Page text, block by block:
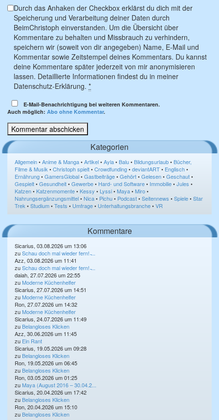
Durch das Anhaken der Checkbox erklärst du dich mit der
Speicherung und Verarbeitung deiner Daten durch
BeimChristoph einverstanden. Um die Übersicht über
Kommentare zu behalten und Missbrauch zu verhindern,
speichern wir (soweit von dir angegeben) Name, E-Mail und
Kommentar sowie Zeitstempel deines Kommentars. Du kannst
deine Kommentare später jederzeit von mir anonymisieren
lassen. Detaillierte Informationen findest du in meiner
Datenschutz-Erklärung. *
E-Mail-Benachrichtigung bei weiteren Kommentaren.
Auch möglich: Abo ohne Kommentar.
Kategorien
Allgemein•Anime & Manga•Artikel•Ayla•Balu•Bildungsurlaub•Bücher,
Filme & Musik •Christoph spielt•Crowdfunding•deviantART• Englisch•
Ernährung•GamersGlobal•Gastbeiträge•Gehört•Gelesen•Geschaut•
Gespielt•Gesundheit•Gewerbe• Hard- und Software• Immobilie•Jules •
Katzen•Katzenmomente•Kessy • Lyssi•Maya•Miro•
Nahrungsergänzungsmittel•Nica• Pichu• Podcast•Seitennews •Spiele•Star
Trek •Studium•Tests • Umfrage• Unterhaltungsbranche•VR
Kommentare
Sicarius, 03.08.2026 um 13:06
zuSchau doch mal wieder fern! ̵...
Azz, 03.08.2026 um 11:41
zuSchau doch mal wieder fern! ̵...
daiah, 27.07.2026 um 22:55
zuModerne Küchenhelfer
Sicarius, 27.07.2026 um 14:51
zuModerne Küchenhelfer
Ron, 27.07.2026 um 14:32
zuModerne Küchenhelfer
Sicarius, 24.07.2026 um 11:49
zu Belangloses Klicken
Azz, 30.06.2026 um 11:45
zu Ein Rant
Sicarius, 19.05.2026 um 09:28
zu Belangloses Klicken
Ron, 19.05.2026 um 06:45
zu Belangloses Klicken
Ron, 03.05.2026 um 01:25
zuMaya (August 2016 – 30.04.2...
Sicarius, 20.04.2026 um 17:42
zu Belangloses Klicken
Ron, 20.04.2026 um 15:10
zu Belangloses Klicken